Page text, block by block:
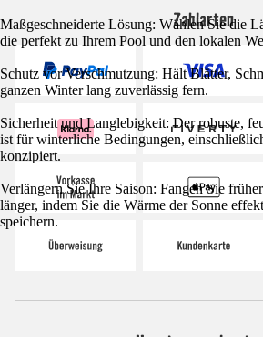
Maßgeschneiderte Lösung: Wählen Sie die
die perfekt zu Ihrem Pool und den lokalen
Schutz vor Verschmutzung: Hält Blätter,
ganzen Winter lang zuverlässig fern.
Sicherheit und Langlebigkeit: Der robuste,
ist für winterliche Bedingungen,
konzipiert.
Verlängern Sie Ihre Saison: Fangen Sie
länger, indem Sie die Wärme der Sonne
speichern.
Zahlarten